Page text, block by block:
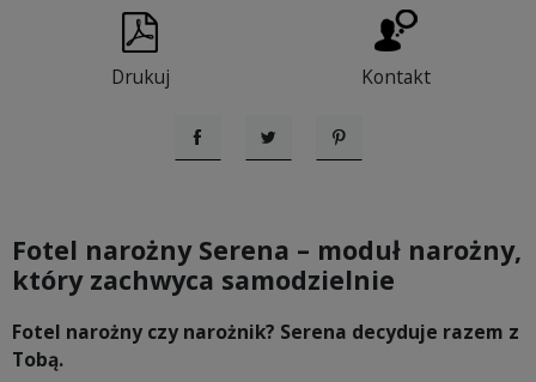
Drukuj Kontakt
UdostępnijTweetujPinterest
Fotel narożny Serena – moduł narożny,
który zachwyca samodzielnie
Fotel narożny czy narożnik? Serena decyduje razem z
Tobą.